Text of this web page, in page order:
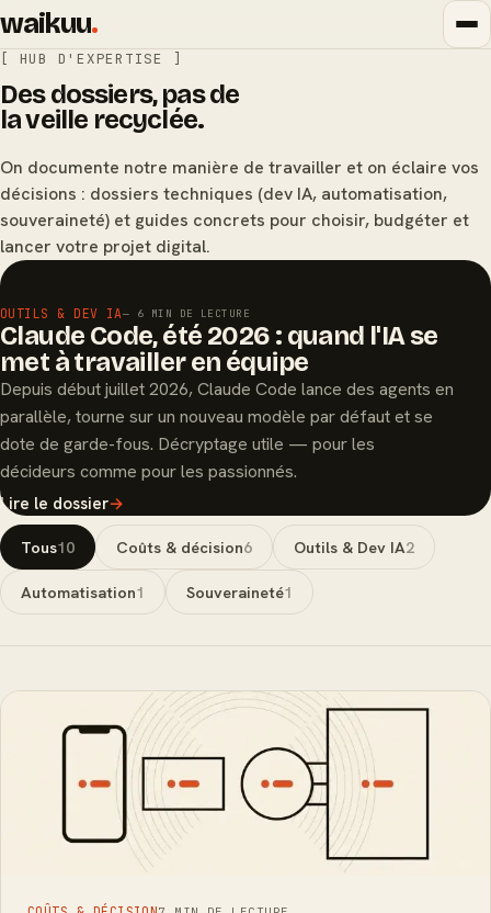
waikuu.
[ HUB D'EXPERTISE ]
Des dossiers, pas de
la veille recyclée.
On documente notre manière de travailler et on éclaire vos
décisions : dossiers techniques (dev IA, automatisation,
souveraineté) et guides concrets pour choisir, budgéter et
lancer votre projet digital.
OUTILS & DEV IA— 6 MIN DE LECTURE
Claude Code, été 2026 : quand l'IA se
met à travailler en équipe
Depuis début juillet 2026, Claude Code lance des agents en
parallèle, tourne sur un nouveau modèle par défaut et se
dote de garde-fous. Décryptage utile — pour les
décideurs comme pour les passionnés.
Lire le dossier→
Tous10 Coûts & décision6 Outils & Dev IA2
Automatisation1 Souveraineté1